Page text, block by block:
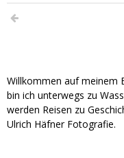
Willkommen auf meinem
bin ich unterwegs zu
werden Reisen zu
Ulrich Häfner Fotografie.